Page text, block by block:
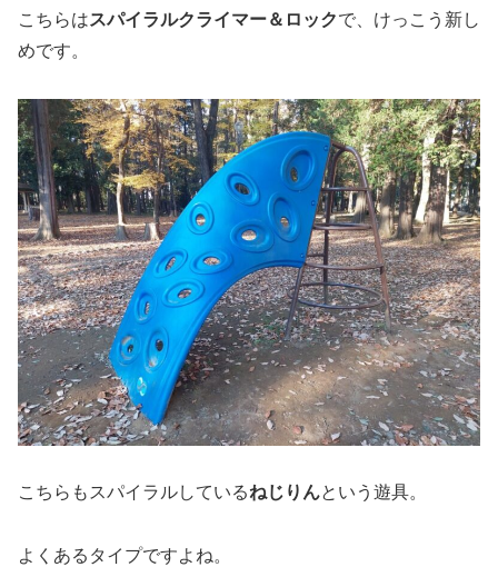
こちらはスパイラルクライマー＆ロックで、けっこう新し
めです。
こちらもスパイラルしているねじりんという遊具。
よくあるタイプですよね。